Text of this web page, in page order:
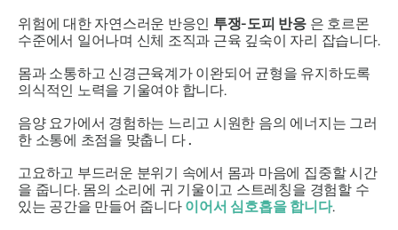
위험에 대한 자연스러운 반응인 투쟁-도피 반응 은 호르몬
수준에서 일어나며 신체 조직과 근육 깊숙이 자리 잡습니다.
몸과 소통하고 신경근육계가 이완되어 균형을 유지하도록
의식적인 노력을 기울여야 합니다.
음양 요가에서 경험하는 느리고 시원한 음의 에너지는 그러
한 소통에 초점을 맞춥니 다.
고요하고 부드러운 분위기 속에서 몸과 마음에 집중할 시간
을 줍니다. 몸의 소리에 귀 기울이고 스트레칭을 경험할 수
있는 공간을 만들어 줍니다 이어서 심호흡을 합니다.